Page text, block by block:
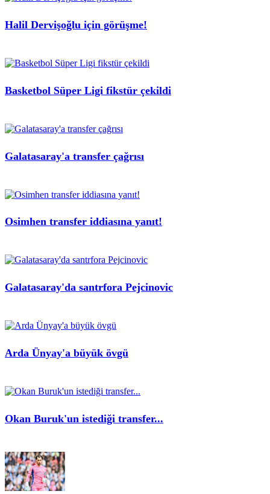
Halil Dervişoğlu için görüşme!
Basketbol Süper Ligi fikstür çekildi
Galatasaray'a transfer çağrısı
Osimhen transfer iddiasına yanıt!
Galatasaray'da santrfora Pejcinovic
Arda Ünyay'a büyük övgü
Okan Buruk'un istediği transfer...